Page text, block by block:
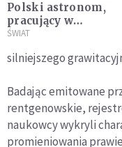
Polski astronom,
pracujący w
programie obrony
odkrył swoją trzecią
ŚWIAT
silniejszego
Badając emitowane
rentgenowskie,
naukowcy wykryli
promieniowania